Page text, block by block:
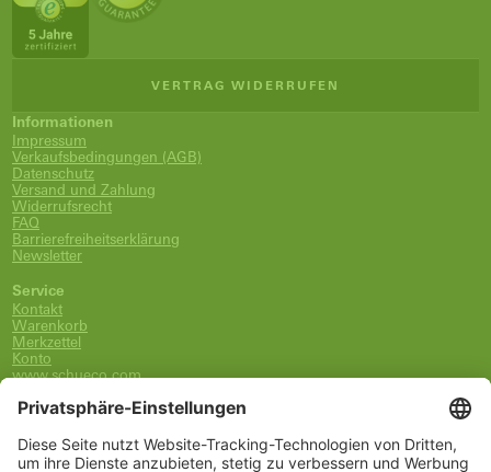
VERTRAG WIDERRUFEN
Informationen
Impressum
Verkaufsbedingungen (AGB)
Datenschutz
Versand und Zahlung
Widerrufsrecht
FAQ
Barrierefreiheitserklärung
Newsletter
Service
Kontakt
Warenkorb
Merkzettel
Konto
www.schueco.com
0800-400-4007
kostenlos aus dem dt. Festnetz